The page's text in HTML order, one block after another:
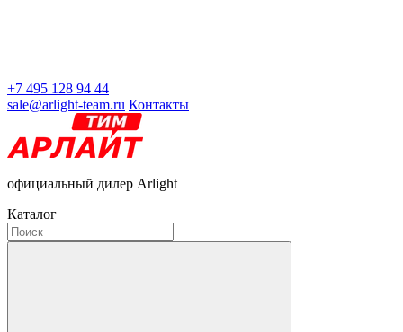
+7 495 128 94 44
sale@arlight-team.ru Контакты
официальный дилер Arlight
Каталог